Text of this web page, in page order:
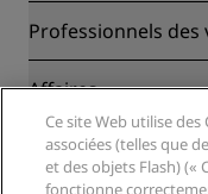
Radisson Rewards
Blog
Nouveaux et futurs
Application Radisson
Hôtels adaptés aux
Professionnels des
Partenaires
Agents de voyages
Affaires
Radisson Hotel Group
Médias
Légal
Ce site Web utilise
associées (telles que
et des objets Flash) («
fonctionne